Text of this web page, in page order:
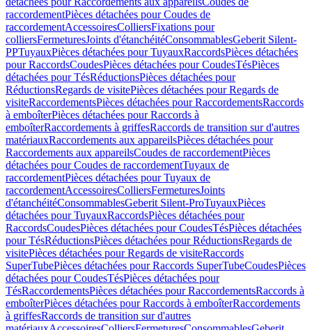
raccordementPièces détachées pour Coudes de
raccordementAccessoiresColliersFixations pour
colliersFermeturesJoints d'étanchéitéConsommablesGeberit Silent-
PPTuyauxPièces détachées pour TuyauxRaccordsPièces détachées
pour RaccordsCoudesPièces détachées pour CoudesTésPièces
détachées pour TésRéductionsPièces détachées pour
RéductionsRegards de visitePièces détachées pour Regards de
visiteRaccordementsPièces détachées pour RaccordementsRaccords
à emboîterPièces détachées pour Raccords à
emboîterRaccordements à griffesRaccords de transition sur d'autres
matériauxRaccordements aux appareilsPièces détachées pour
Raccordements aux appareilsCoudes de raccordementPièces
détachées pour Coudes de raccordementTuyaux de
raccordementPièces détachées pour Tuyaux de
raccordementAccessoiresColliersFermeturesJoints
d'étanchéitéConsommablesGeberit Silent-ProTuyauxPièces
détachées pour TuyauxRaccordsPièces détachées pour
RaccordsCoudesPièces détachées pour CoudesTésPièces détachées
pour TésRéductionsPièces détachées pour RéductionsRegards de
visitePièces détachées pour Regards de visiteRaccords
SuperTubePièces détachées pour Raccords SuperTubeCoudesPièces
détachées pour CoudesTésPièces détachées pour
TésRaccordementsPièces détachées pour RaccordementsRaccords à
emboîterPièces détachées pour Raccords à emboîterRaccordements
à griffesRaccords de transition sur d'autres